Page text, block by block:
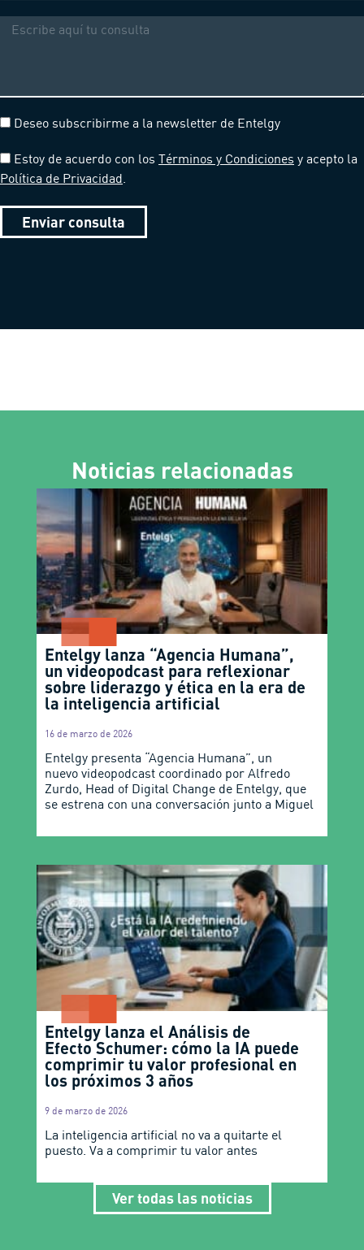
Deseo subscribirme a la newsletter de Entelgy
Estoy de acuerdo con los Términos y Condiciones y acepto la
Política de Privacidad.
Enviar consulta
Noticias relacionadas
Entelgy lanza “Agencia Humana”,
un videopodcast para reflexionar
sobre liderazgo y ética en la era de
la inteligencia artificial
16 de marzo de 2026
Entelgy presenta “Agencia Humana”, un
nuevo videopodcast coordinado por Alfredo
Zurdo, Head of Digital Change de Entelgy, que
se estrena con una conversación junto a Miguel
Entelgy lanza el Análisis de
Efecto Schumer: cómo la IA puede
comprimir tu valor profesional en
los próximos 3 años
9 de marzo de 2026
La inteligencia artificial no va a quitarte el
puesto. Va a comprimir tu valor antes
Ver todas las noticias